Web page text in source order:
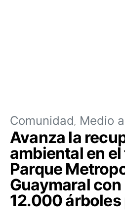
Comunidad Medio
Avanza la
ambiental en
Parque
Guaymaral con
12.000